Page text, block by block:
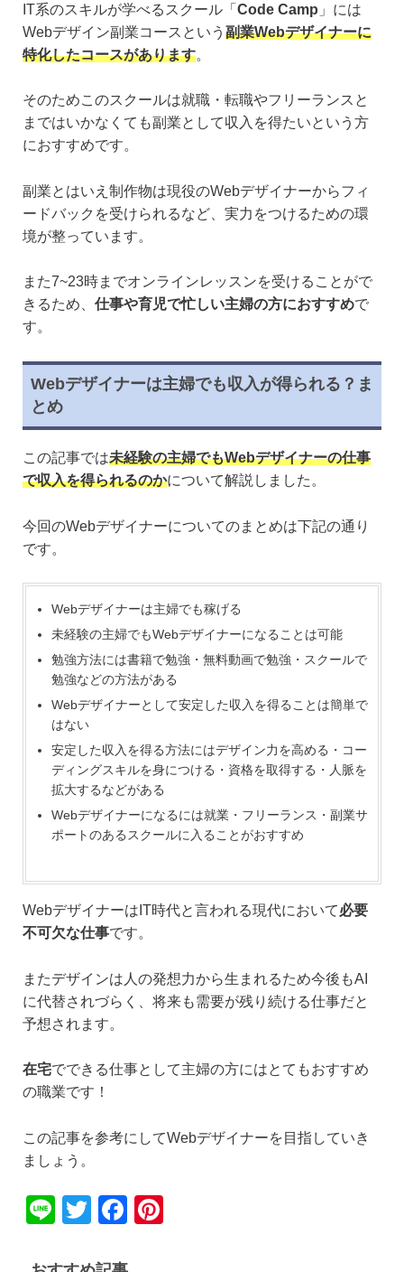
IT系のスキルが学べるスクール「 Code Camp 」には
Webデザイン副業コースという 副業Webデザイナーに
特化したコースがあります。
そのためこのスクールは就職・転職やフリーランスと
まではいかなくても副業として収入を得たいという方
におすすめです。
副業とはいえ制作物は現役のWebデザイナーからフィ
ードバックを受けられるなど、実力をつけるための環
境が整っています。
また7~23時までオンラインレッスンを受けることがで
きるため、 仕事や育児で忙しい主婦の方におすすめで
す。
Webデザイナーは主婦でも収入が得られる？ま
とめ
この記事では未経験の主婦でもWebデザイナーの仕事
で収入を得られるのかについて解説しました。
今回のWebデザイナーについてのまとめは下記の通り
です。
Webデザイナーは主婦でも稼げる
未経験の主婦でもWebデザイナーになることは可能
勉強方法には書籍で勉強・無料動画で勉強・スクールで
勉強などの方法がある
Webデザイナーとして安定した収入を得ることは簡単で
はない
安定した収入を得る方法にはデザイン力を高める・コー
ディングスキルを身につける・資格を取得する・人脈を
拡大するなどがある
Webデザイナーになるには就業・フリーランス・副業サ
ポートのあるスクールに入ることがおすすめ
WebデザイナーはIT時代と言われる現代において必要
不可欠な仕事です。
またデザインは人の発想力から生まれるため今後もAI
に代替されづらく、将来も需要が残り続ける仕事だと
予想されます。
在宅でできる仕事として主婦の方にはとてもおすすめ
の職業です！
この記事を参考にしてWebデザイナーを目指していき
ましょう。
Li
T
F